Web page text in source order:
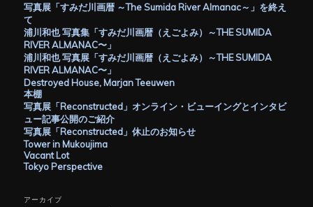
写真展「すみだ川画暦 ～The Sumida River Almanac～」を終え
て
浦川和也 写真集「すみだ川画暦（えごよみ）～THE SUMIDA
RIVER ALMANAC〜」
浦川和也 写真展「すみだ川画暦（えごよみ）～THE SUMIDA
RIVER ALMANAC〜」
Destroyed House, Marjan Teeuwen
本棚
写真展「Reconstructed」オンライン・ビューイングとインタビ
ュー記事公開のご紹介
写真展「Reconstructed」休止のお知らせ
Tower in Mukoujima
Vacant Lot
Tokyo Perspective
アーカイブ